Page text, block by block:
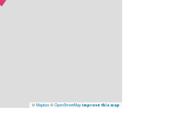
©Mapbox©OpenStreetMap Improve this map